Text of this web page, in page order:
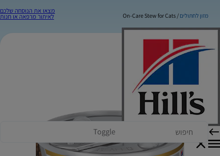
מצאו את הנוסחה שלכם
לאיתור מרפאה או חנות
Toggle
מזון לחתולים On-Care Stew for Cats